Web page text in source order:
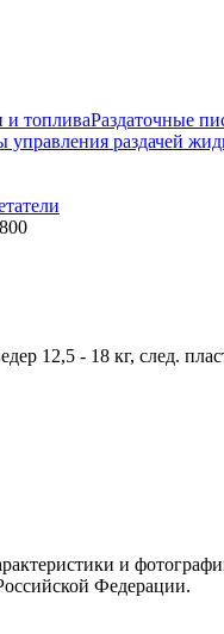
и топливаРаздаточные
раздачей
12,5 - 18 кг, след.
и
Федерации.